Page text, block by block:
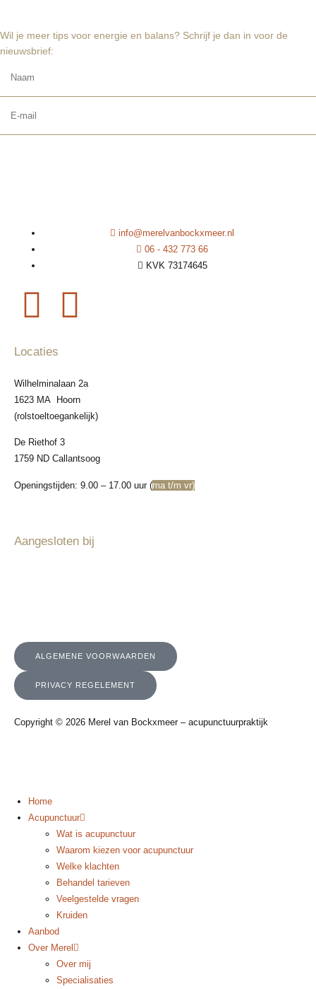
Wil je meer tips voor energie en balans? Schrijf je dan in voor de
nieuwsbrief:
info@merelvanbockxmeer.nl
06 - 432 773 66
KVK 73174645
Locaties
Wilhelminalaan 2a
1623 MA Hoorn
(rolstoeltoegankelijk)
De Riethof 3
1759 ND Callantsoog
Openingstijden: 9.00 – 17.00 uur (ma t/m vr)
Aangesloten bij
Copyright © 2026 Merel van Bockxmeer – acupunctuurpraktijk
ALGEMENE VOORWAARDEN
PRIVACY REGELEMENT
Home
Acupunctuur
Wat is acupunctuur
Waarom kiezen voor acupunctuur
Welke klachten
Behandel tarieven
Veelgestelde vragen
Kruiden
Aanbod
Over Merel
Over mij
Specialisaties